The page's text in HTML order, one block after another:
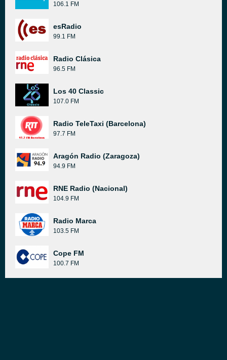
106.1 FM
esRadio
99.1 FM
Radio Clásica
96.5 FM
Los 40 Classic
107.0 FM
Radio TeleTaxi (Barcelona)
97.7 FM
Aragón Radio (Zaragoza)
94.9 FM
RNE Radio (Nacional)
104.9 FM
Radio Marca
103.5 FM
Cope FM
100.7 FM